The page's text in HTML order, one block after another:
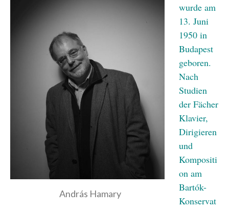
András Hamary
wurde am
13. Juni
1950 in
Budapest
geboren.
Nach
Studien
der Fächer
Klavier,
Dirigieren
und
Kompositi
on am
Bartók-
Konservat